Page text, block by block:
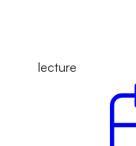
lecture